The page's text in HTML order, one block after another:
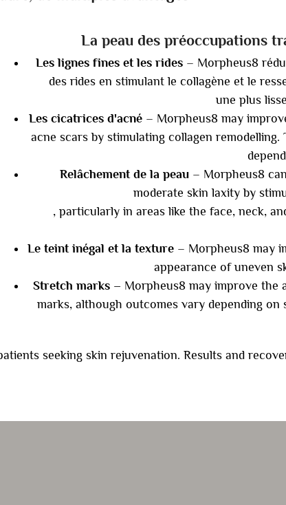
La peau des préoccupations
Les lignes fines et les rides – Morpheus8
des rides en stimulant le collagène et le
une plus
Les cicatrices d'acné – Morpheus8 may
acne scars by stimulating collagen
Relâchement de la peau – Morpheus8
moderate skin laxity by
, particularly in areas like the face, neck,
Le teint inégal et la texture – Morpheus8 may
appearance of uneven
Stretch marks – Morpheus8 may improve the
marks, although outcomes vary depending on
seeking skin rejuvenation. Results and